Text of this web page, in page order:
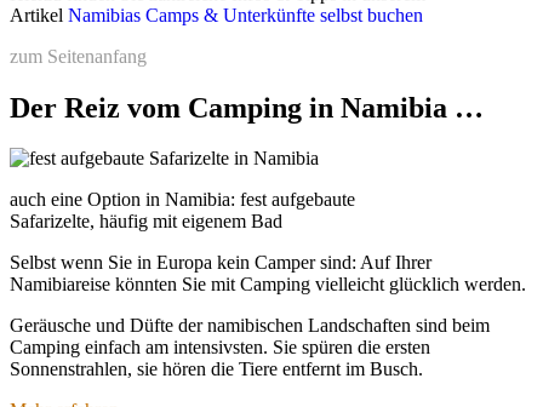
privat geführter Safariausfahrten etc.
Leicht günstiger
vorgeplanten Komplettpaketen "
fixfertig vorgeplant
Camper. Wir unterstützen dann kostenfrei mit aktuellen Tipps
Sie später selbst buchen können.
"Preise und Kosten in Namibia".
Buchungs-Sicherheit: Anzahlungen,
Umbuchungen, Stornos
Artikel Namibias Camps & Unterkünfte selbst buchen
zum Seitenanfang
Der Reiz vom Camping in Namibia …
auch eine Option in Namibia: fest aufgebaute
Safarizelte, häufig mit eigenem Bad
Selbst wenn Sie in Europa kein Camper sind: Auf Ihrer
Namibiareise könnten Sie mit Camping vielleicht glücklich werden.
Geräusche und Düfte der namibischen Landschaften sind beim
Camping einfach am intensivsten. Sie spüren die ersten
Sonnenstrahlen, sie hören die Tiere entfernt im Busch.